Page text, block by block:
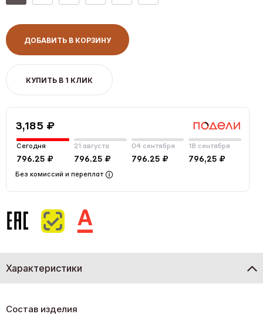
ДОБАВИТЬ В КОРЗИНУ
КУПИТЬ В 1 КЛИК
3,185 ₽
Сегодня
796.25 ₽
21 августа
796.25 ₽
04 сентября
796.25 ₽
18 сентября
796,25 ₽
Без комиссий и переплат
Характеристики
Состав изделия